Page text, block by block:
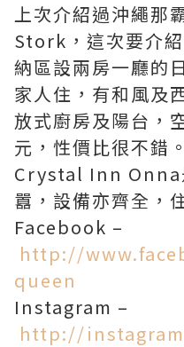
上次介紹過沖繩那
Stork，這次要介
納區設兩房一廳的
家人住，有和風及
放式廚房及陽台，
元，性價比很不錯
Crystal Inn Onna
囂，設備亦齊全，
Facebook –
http://
queen
Instagram –
http://